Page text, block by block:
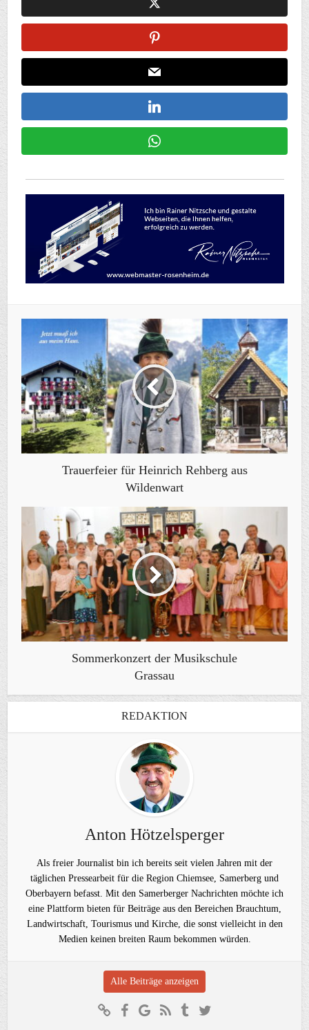
Trauerfeier für Heinrich Rehberg aus
Wildenwart
Sommerkonzert der Musikschule
Grassau
REDAKTION
Anton Hötzelsperger
Als freier Journalist bin ich bereits seit vielen Jahren mit der
täglichen Pressearbeit für die Region Chiemsee, Samerberg und
Oberbayern befasst. Mit den Samerberger Nachrichten möchte ich
eine Plattform bieten für Beiträge aus den Bereichen Brauchtum,
Landwirtschaft, Tourismus und Kirche, die sonst vielleicht in den
Medien keinen breiten Raum bekommen würden.
Alle Beiträge anzeigen